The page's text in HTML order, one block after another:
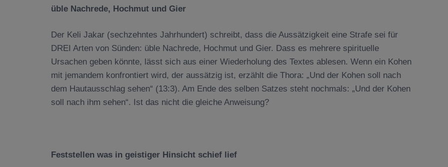
üble Nachrede, Hochmut und Gier
Der Keli Jakar (sechzehntes Jahrhundert) schreibt, dass die Aussätzigkeit eine Strafe sei für
DREI Arten von Sünden: üble Nachrede, Hochmut und Gier. Dass es mehrere spirituelle
Ursachen geben könnte, lässt sich aus einer Wiederholung des Textes ablesen. Wenn ein Kohen
mit jemandem konfrontiert wird, der aussätzig ist, erzählt die Thora: „Und der Kohen soll nach
dem Hautausschlag sehen“ (13:3). Am Ende des selben Satzes steht nochmals: „Und der Kohen
soll nach ihm sehen“. Ist das nicht die gleiche Anweisung?
Feststellen was in geistiger Hinsicht schief lief